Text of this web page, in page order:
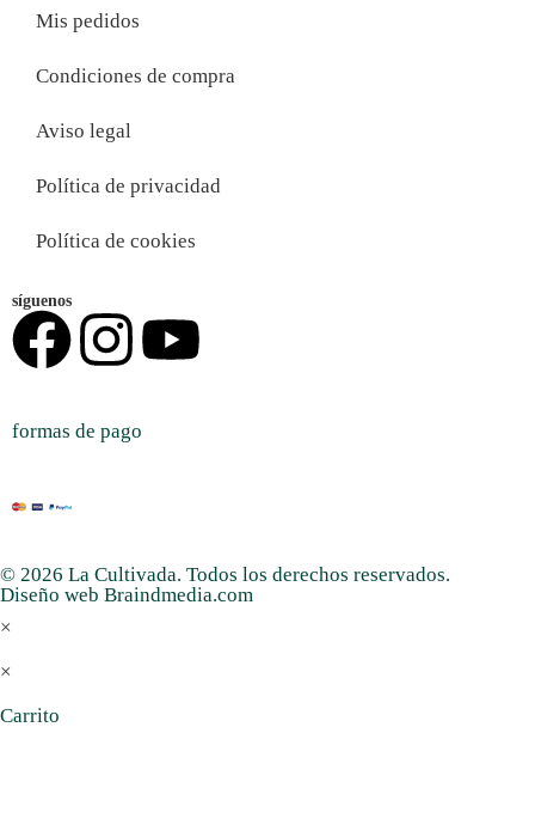
Mis pedidos
Condiciones de compra
Aviso legal
Política de privacidad
Política de cookies
síguenos
formas de pago
© 2026 La Cultivada. Todos los derechos reservados.
Diseño web Braindmedia.com
×
×
Carrito